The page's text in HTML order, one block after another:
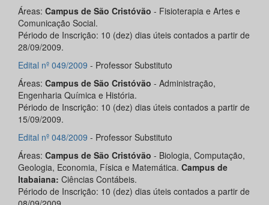
Áreas: Campus de São Cristóvão - Fisioterapia e Artes e
Comunicação Social.
Périodo de Inscrição: 10 (dez) dias úteis contados a partir de
28/09/2009.
Edital nº 049/2009 - Professor Substituto
Áreas: Campus de São Cristóvão - Administração,
Engenharia Química e História.
Périodo de Inscrição: 10 (dez) dias úteis contados a partir de
15/09/2009.
Edital nº 048/2009 - Professor Substituto
Áreas: Campus de São Cristóvão - Biologia, Computação,
Geologia, Economia, Física e Matemática. Campus de
Itabaiana: Ciências Contábeis.
Périodo de Inscrição: 10 (dez) dias úteis contados a partir de